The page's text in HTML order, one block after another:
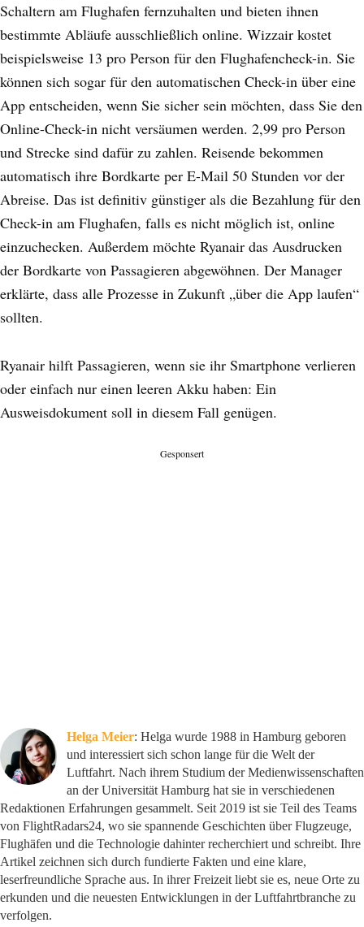
Schaltern am Flughafen fernzuhalten und bieten ihnen
bestimmte Abläufe ausschließlich online. Wizzair kostet
beispielsweise 13 pro Person für den Flughafencheck-in. Sie
können sich sogar für den automatischen Check-in über eine
App entscheiden, wenn Sie sicher sein möchten, dass Sie den
Online-Check-in nicht versäumen werden. 2,99 pro Person
und Strecke sind dafür zu zahlen. Reisende bekommen
automatisch ihre Bordkarte per E-Mail 50 Stunden vor der
Abreise. Das ist definitiv günstiger als die Bezahlung für den
Check-in am Flughafen, falls es nicht möglich ist, online
einzuchecken. Außerdem möchte Ryanair das Ausdrucken
der Bordkarte von Passagieren abgewöhnen. Der Manager
erklärte, dass alle Prozesse in Zukunft „über die App laufen“
sollten.
Ryanair hilft Passagieren, wenn sie ihr Smartphone verlieren
oder einfach nur einen leeren Akku haben: Ein
Ausweisdokument soll in diesem Fall genügen.
Gesponsert
Helga Meier: Helga wurde 1988 in Hamburg geboren
und interessiert sich schon lange für die Welt der
Luftfahrt. Nach ihrem Studium der Medienwissenschaften
an der Universität Hamburg hat sie in verschiedenen
Redaktionen Erfahrungen gesammelt. Seit 2019 ist sie Teil des Teams
von FlightRadars24, wo sie spannende Geschichten über Flugzeuge,
Flughäfen und die Technologie dahinter recherchiert und schreibt. Ihre
Artikel zeichnen sich durch fundierte Fakten und eine klare,
leserfreundliche Sprache aus. In ihrer Freizeit liebt sie es, neue Orte zu
erkunden und die neuesten Entwicklungen in der Luftfahrtbranche zu
verfolgen.